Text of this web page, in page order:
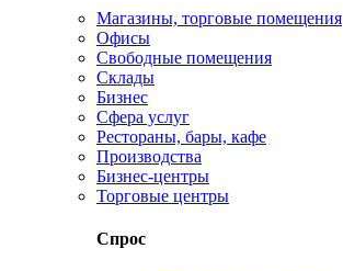
Магазины, торговые помещения
Офисы
Свободные помещения
Склады
Бизнес
Сфера услуг
Рестораны, бары, кафе
Производства
Бизнес-центры
Торговые центры
Спрос